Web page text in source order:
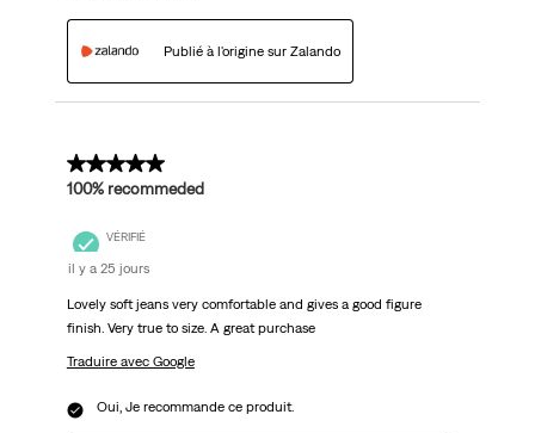
Publié à l'origine sur Zalando
5 sur 5 étoiles.
100% recommeded
VÉRIFIÉ
il y a 25 jours
Lovely soft jeans very comfortable and gives a good figure
finish. Very true to size. A great purchase
Traduire avec Google
Oui, Je recommande ce produit.